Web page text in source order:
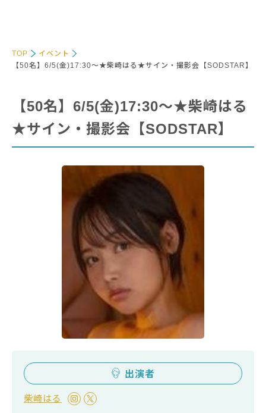
TOP
イベント
【50名】6/5(金)17:30～★柴崎はる★サイン・撮影会【SODSTAR】
【50名】6/5(金)17:30～★柴崎はる
★サイン・撮影会【SODSTAR】
出演者
柴崎はる